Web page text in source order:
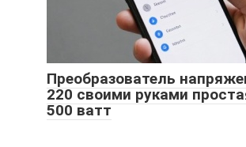
Преобразователь
220 своими руками
500 ватт